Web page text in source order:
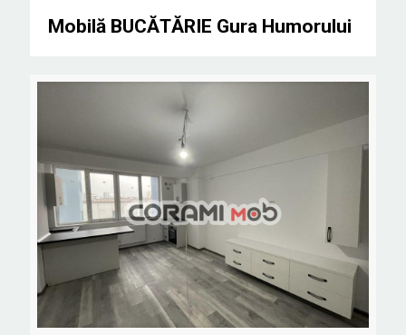
Mobilă BUCĂTĂRIE Gura Humorului
Mobilă BUCĂTĂRIE Gura Humorului